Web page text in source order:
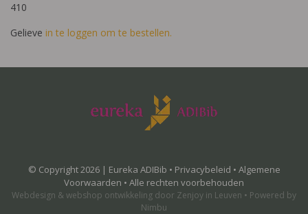
410
Gelieve in te loggen om te bestellen.
© Copyright 2026 | Eureka ADIBib • Privacybeleid • Algemene
Voorwaarden • Alle rechten voorbehouden
Webdesign & webshop ontwikkeling door Zenjoy in Leuven • Powered by
Nimbu